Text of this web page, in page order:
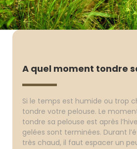
A quel moment tondre
Si le temps est humide ou trop
tondre votre pelouse. Le
tondre sa pelouse est après
gelées sont terminées. Durant
très chaud, il faut espacer un